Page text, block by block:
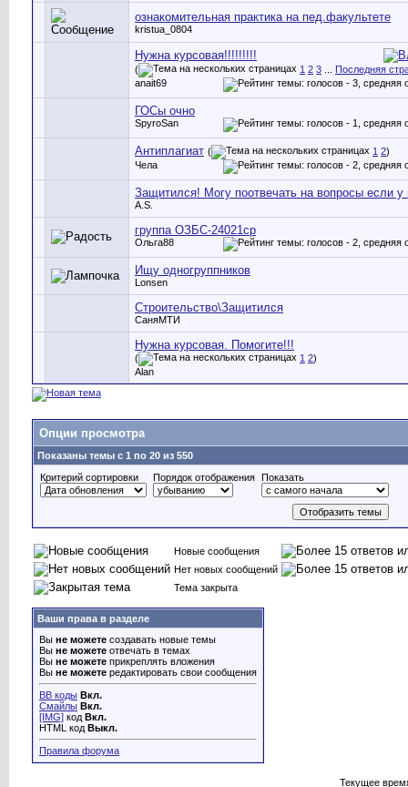
ознакомительная практика на пед.факультете
kristua_0804
Нужна курсовая!!!!!!!!!
( 1 2 3
Последняя
anait69
ГОСы очно
SpyroSan
Антиплагиат ( 1 2)
Чела
Защитился! Могу поотвечать на вопросы если у
A.S.
группа ОЗБС-24021ср
Ольга88
Ищу одногруппников
Lonsen
Строительство\Защитился
СаняМТИ
Нужна курсовая. Помогите!!!
( 1 2)
Alan
Опции просмотра
Показаны темы с 1 по 20 из 550
Критерий сортировки
Порядок отображения Показать
Новые сообщения
Нет новых сообщений
Тема закрыта
Ваши права в разделе
Вы не можете создавать новые темы
Вы не можете отвечать в темах
Вы не можете прикреплять вложения
Вы не можете редактировать свои сообщения
BB коды Вкл.
Смайлы Вкл.
[IMG] код Вкл.
HTML код Выкл.
Правила форума
Текущее